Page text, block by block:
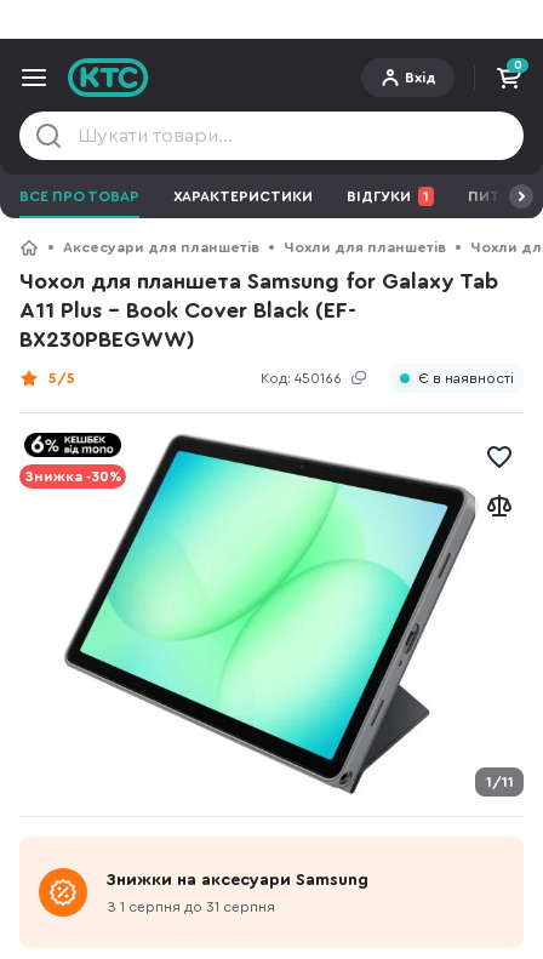
Вхід
0
ВСЕ ПРО ТОВАР ХАРАКТЕРИСТИКИ ВІДГУКИ 1 ПИТАННЯ
Аксесуари для планшетів Чохли для планшетів Чохли
Чохол для планшета Samsung for Galaxy Tab
A11 Plus - Book Cover Black (EF-
BX230PBEGWW)
Код: 450166
5/5 Є в наявності
1/11
Знижка -30%
Знижки на аксесуари Samsung
З 1 серпня до 31 серпня